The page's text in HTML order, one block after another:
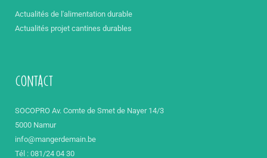
Actualités de l'alimentation durable
Actualités projet cantines durables
contact
SOCOPRO Av. Comte de Smet de Nayer 14/3
5000 Namur
info@mangerdemain.be
Tél : 081/24 04 30